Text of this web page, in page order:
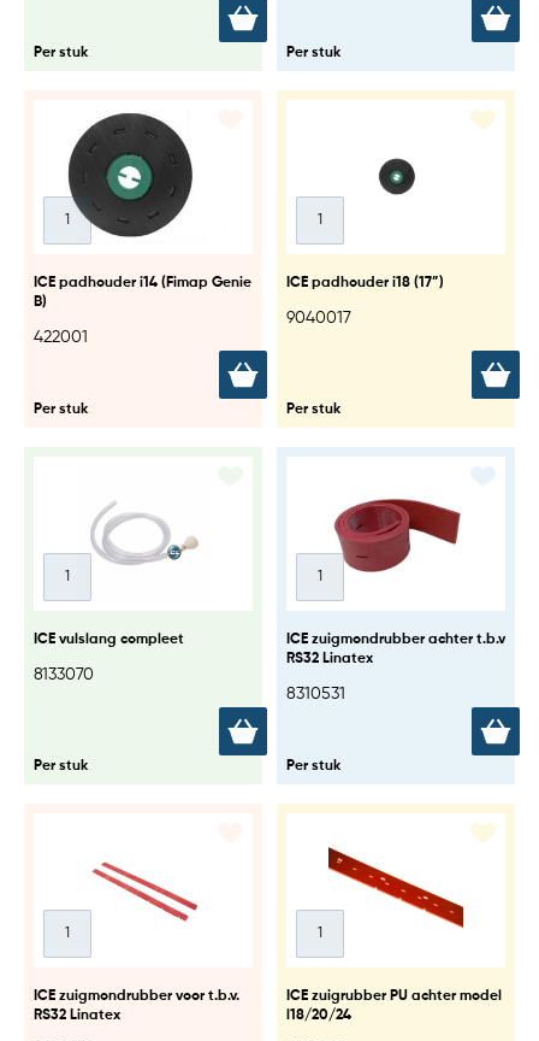
Per stuk Per stuk
ICE padhouder i14 (Fimap Genie
B)
422001
Per stuk
ICE padhouder i18 (17”)
9040017
Per stuk
ICE vulslang compleet
8133070
Per stuk
ICE zuigmondrubber achter t.b.v
RS32 Linatex
8310531
Per stuk
ICE zuigmondrubber voor t.b.v.
RS32 Linatex
ICE zuigrubber PU achter model
l18/20/24